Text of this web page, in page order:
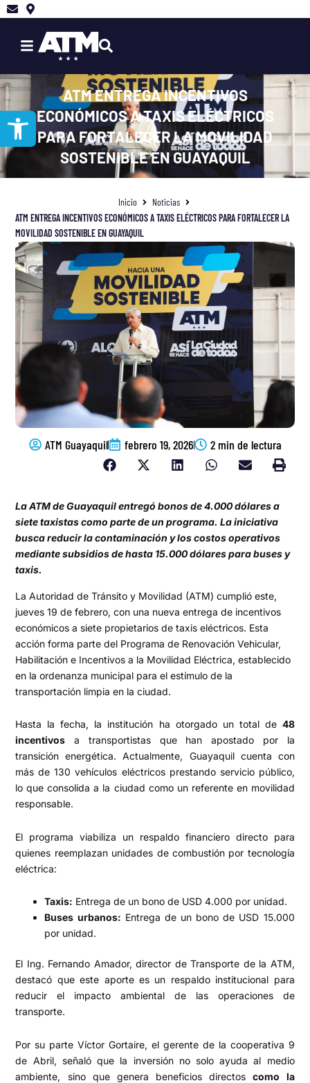
contenido
ATM ENTREGA INCENTIVOS
ECONÓMICOS A TAXIS ELÉCTRICOS
PARA FORTALECER LA MOVILIDAD
SOSTENIBLE EN GUAYAQUIL
Inicio
Noticias
ATM ENTREGA INCENTIVOS ECONÓMICOS A TAXIS ELÉCTRICOS PARA FORTALECER LA
MOVILIDAD SOSTENIBLE EN GUAYAQUIL
ATM Guayaquil febrero 19, 2026 2 min de lectura
La ATM de Guayaquil entregó bonos de 4.000 dólares a
siete taxistas como parte de un programa. La iniciativa
busca reducir la contaminación y los costos operativos
mediante subsidios de hasta 15.000 dólares para buses y
taxis.
La Autoridad de Tránsito y Movilidad (ATM) cumplió este,
jueves 19 de febrero, con una nueva entrega de incentivos
económicos a siete propietarios de taxis eléctricos. Esta
acción forma parte del Programa de Renovación Vehicular,
Habilitación e Incentivos a la Movilidad Eléctrica, establecido
en la ordenanza municipal para el estímulo de la
transportación limpia en la ciudad.
Hasta la fecha, la institución ha otorgado un total de 48
incentivos a transportistas que han apostado por la
transición energética. Actualmente, Guayaquil cuenta con
más de 130 vehículos eléctricos prestando servicio público,
lo que consolida a la ciudad como un referente en movilidad
responsable.
El programa viabiliza un respaldo financiero directo para
quienes reemplazan unidades de combustión por tecnología
eléctrica:
Taxis: Entrega de un bono de USD 4.000 por unidad.
Buses urbanos: Entrega de un bono de USD 15.000
por unidad.
El Ing. Fernando Amador, director de Transporte de la ATM,
destacó que este aporte es un respaldo institucional para
reducir el impacto ambiental de las operaciones de
transporte.
Por su parte Víctor Gortaire, el gerente de la cooperativa 9
de Abril, señaló que la inversión no solo ayuda al medio
ambiente, sino que genera beneficios directoscomo la
Abrir barra de herramientas